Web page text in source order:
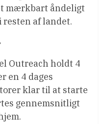
mærkbart åndeligt
resten af landet.
Outreach holdt 4
en 4 dages
klar til at starte
gennemsnitligt